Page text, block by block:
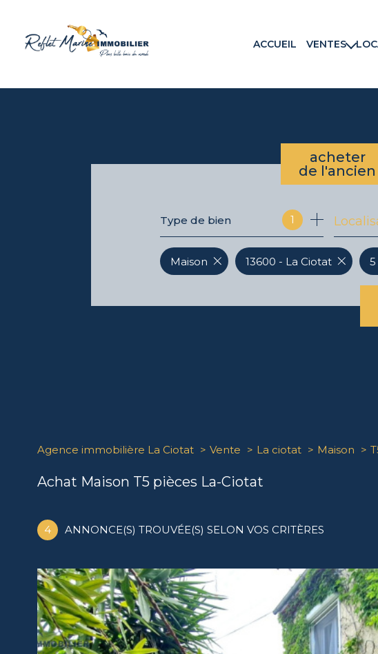
ACCUEIL VENTES
Maisons & Villas
Programmes neufs
acheter
de l'ancien
de l'ancien
du neuf
Type de bien 1
Maison 13600 - La Ciotat
Agence immobilière La Ciotat Vente La ciotat Maison
Achat Maison T5 pièces La-Ciotat
4 ANNONCE(S) TROUVÉE(S) SELON VOS CRITÈRES